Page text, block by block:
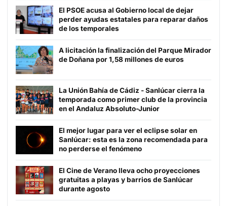
El PSOE acusa al Gobierno local de dejar
perder ayudas estatales para reparar daños
de los temporales
A licitación la finalización del Parque Mirador
de Doñana por 1,58 millones de euros
La Unión Bahía de Cádiz - Sanlúcar cierra la
temporada como primer club de la provincia
en el Andaluz Absoluto-Junior
El mejor lugar para ver el eclipse solar en
Sanlúcar: esta es la zona recomendada para
no perderse el fenómeno
El Cine de Verano lleva ocho proyecciones
gratuitas a playas y barrios de Sanlúcar
durante agosto